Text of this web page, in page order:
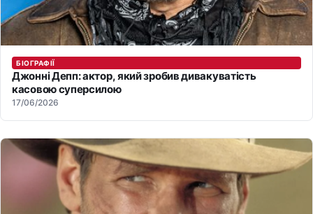
БІОГРАФІЇ
Джонні Депп: актор, який зробив дивакуватість
касовою суперсилою
17/06/2026